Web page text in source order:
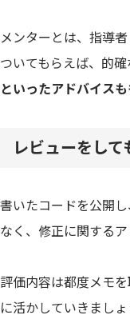
メンターとは、指導
ついてもらえば、的確
といったアドバイス
レビューをして
書いたコードを公開
なく、修正に関するア
評価内容は都度メモ
に活かしていきましょ